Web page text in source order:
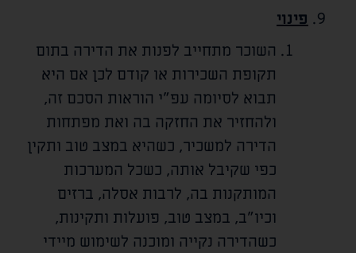
פינוי
השוכר מתחייב לפנות את הדירה בתום
תקופת השכירות או קודם לכן אם היא
תבוא לסיומה עפ"י הוראות הסכם זה,
ולהחזיר את החזקה בה ואת מפתחות
הדירה למשכיר, כשהיא במצב טוב ותקין
כפי שקיבל אותה, כשכל המערכות
המותקנות בה, לרבות אסלה, ברזים
וכיו"ב, במצב טוב, פועלות ותקינות,
כשהדירה נקייה ומוכנה לשימוש מיידי